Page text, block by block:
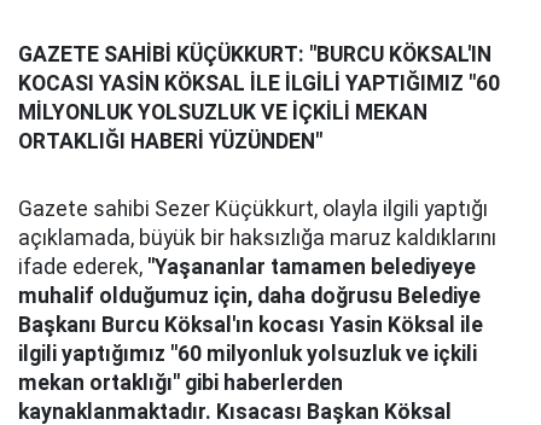
GAZETE SAHİBİ KÜÇÜKKURT: "BURCU KÖKSAL'IN
KOCASI YASİN KÖKSAL İLE İLGİLİ YAPTIĞIMIZ "60
MİLYONLUK YOLSUZLUK VE İÇKİLİ MEKAN
ORTAKLIĞI HABERİ YÜZÜNDEN"
Gazete sahibi Sezer Küçükkurt, olayla ilgili yaptığı
açıklamada, büyük bir haksızlığa maruz kaldıklarını
ifade ederek, "Yaşananlar tamamen belediyeye
muhalif olduğumuz için, daha doğrusu Belediye
Başkanı Burcu Köksal'ın kocası Yasin Köksal ile
ilgili yaptığımız "60 milyonluk yolsuzluk ve içkili
mekan ortaklığı" gibi haberlerden
kaynaklanmaktadır. Kısacası Başkan Köksal